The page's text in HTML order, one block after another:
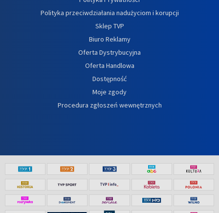
Polityka przeciwdziałania nadużyciom i korupcji
Sklep TVP
Biuro Reklamy
Oferta Dystrybucyjna
Oferta Handlowa
Dostępność
Moje zgody
Procedura zgłoszeń wewnętrznych